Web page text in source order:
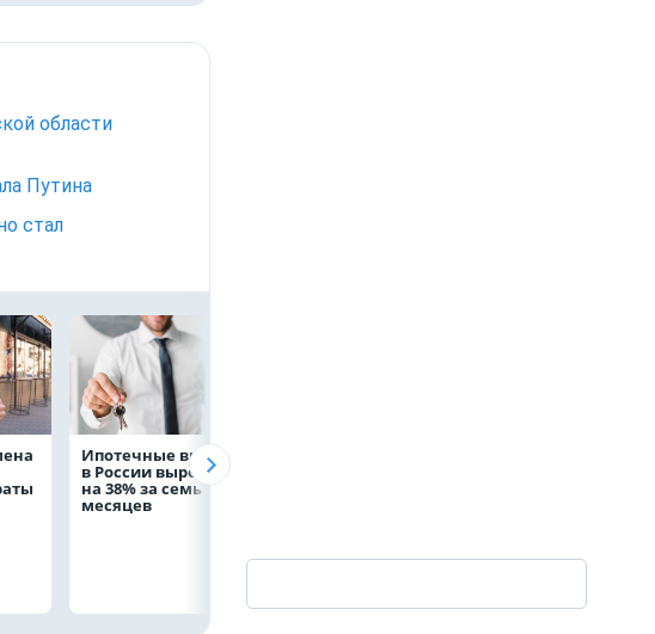
области
Путина
стал
Ипотечные выдачи
в России выросли
на 38% за семь
месяцев
области